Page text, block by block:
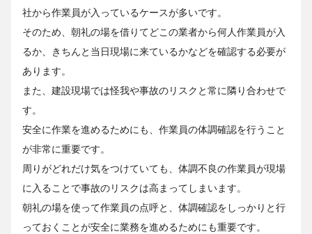
社から作業員が入っているケースが多いです。
そのため、朝礼の場を借りてどこの業者から何人作業員が入
るか、きちんと当日現場に来ているかなどを確認する必要が
あります。
また、建設現場では怪我や事故のリスクと常に隣り合わせで
す。
安全に作業を進めるためにも、作業員の体調確認を行うこと
が非常に重要です。
周りがどれだけ気をつけていても、体調不良の作業員が現場
に入ることで事故のリスクは高まってしまいます。
朝礼の場を使って作業員の点呼と、体調確認をしっかりと行
っておくことが安全に業務を進めるためにも重要です。